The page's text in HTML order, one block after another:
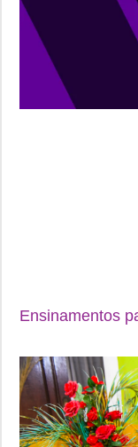
Ensinamentos